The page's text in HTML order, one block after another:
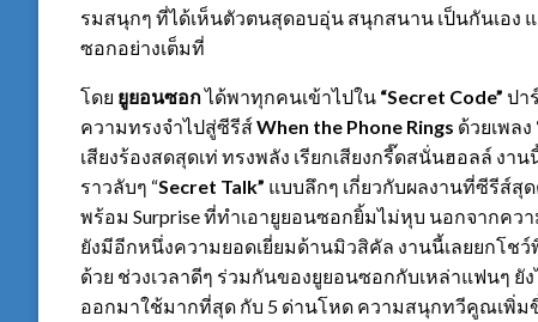
รมสนุกๆ ที่ได้เห็นตัวตนสุดอบอุ่น สนุกสนาน เป็นกันเอง
ซอกอย่างเต็มที่
โดย ยูยอนซอกได้พาทุกคนเข้าไปใน “Secret Code” ปา
ความทรงจำไปสู่ซีรีส์When the Phone Rings ด้วยเพลง
เสียงร้องสดสุดเท่ ทรงพลัง เรียกเสียงกรี๊ดสนั่นฮอลล์ ง
ราวลับๆ “Secret Talk” แบบลึกๆ เกี่ยวกับผลงานที่ซีรีส์สุด
พร้อม Surprise ที่ทำเอายูยอนซอกยิ้มไม่หุบ นอกจากคว
ยังมีอีกหนึ่งความยอดเยี่ยมด้านมิวสิคัล งานนี้เลยยกโชว์
ด้วย ช่วงเวลาดีๆ ร่วมกันของยูยอนซอกกับเหล่าแฟนๆ
ออกมาใช้มากที่สุด กับ 5 ด่านโหด ความสนุกทวีคูณเพิ่ม